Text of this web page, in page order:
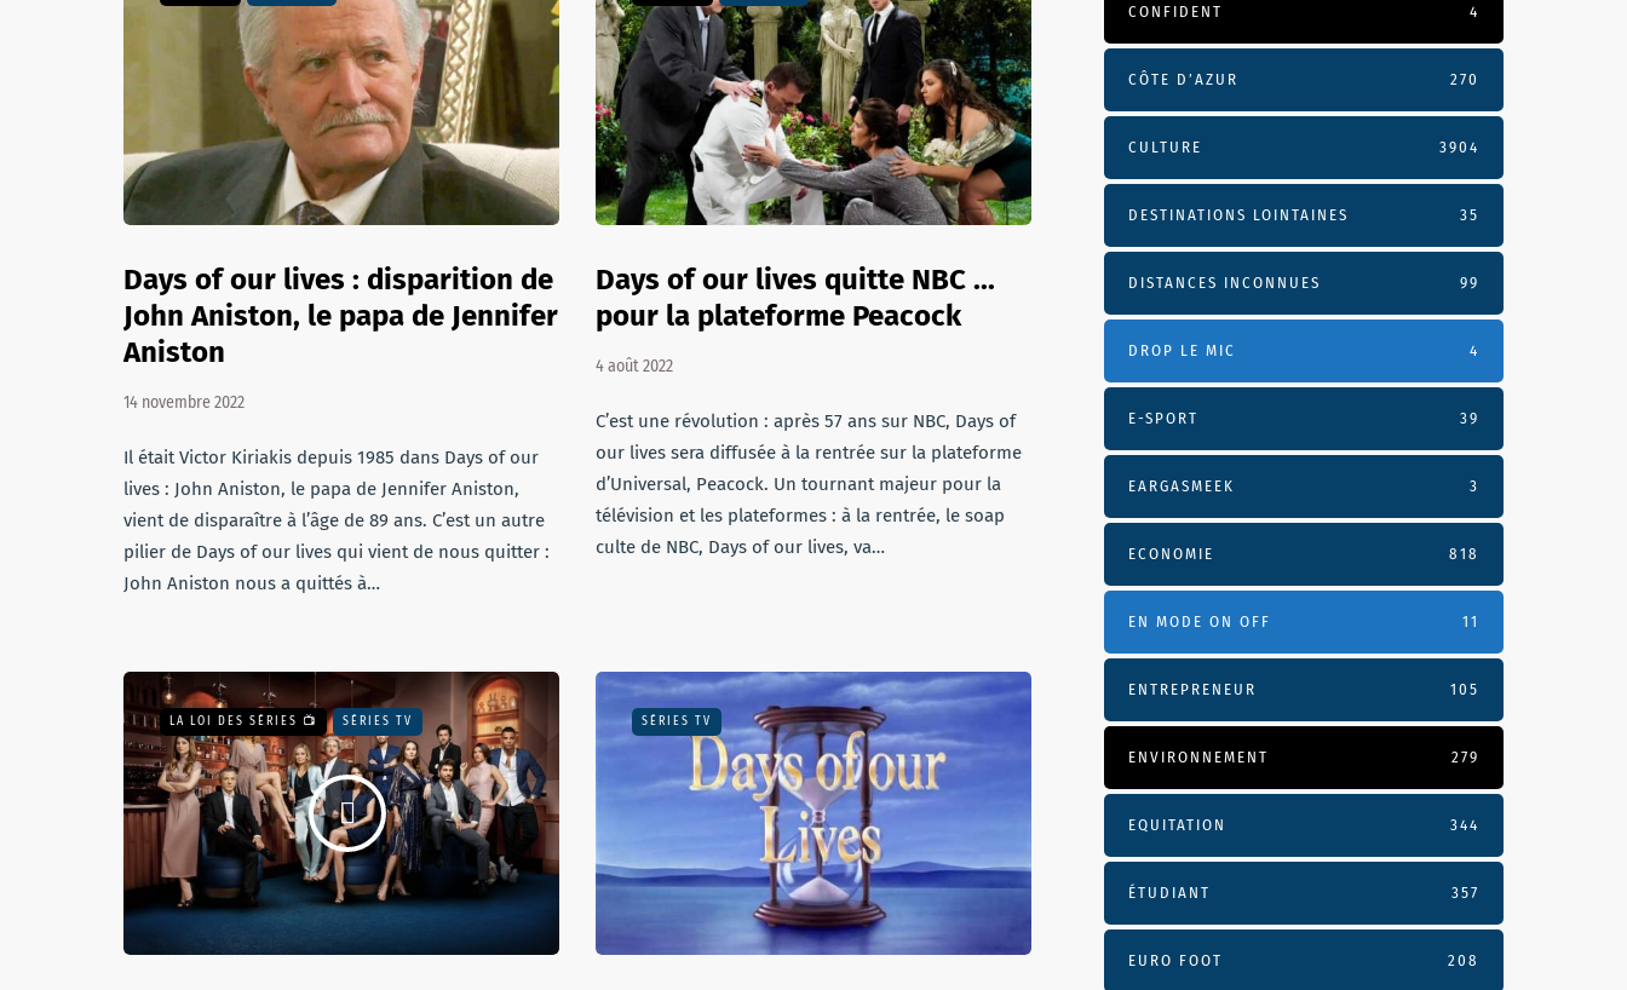
Days of our lives : disparition de
John Aniston, le papa de Jennifer
Aniston
14 novembre 2022
Il était Victor Kiriakis depuis 1985 dans Days of our
lives : John Aniston, le papa de Jennifer Aniston,
vient de disparaître à l’âge de 89 ans. C’est un autre
pilier de Days of our lives qui vient de nous quitter :
John Aniston nous a quittés à…
Days of our lives quitte NBC ...
pour la plateforme Peacock
4 août 2022
C’est une révolution : après 57 ans sur NBC, Days of
our lives sera diffusée à la rentrée sur la plateforme
d’Universal, Peacock. Un tournant majeur pour la
télévision et les plateformes : à la rentrée, le soap
culte de NBC, Days of our lives, va…
LA LOI DES SÉRIES 📺 SÉRIES TV SÉRIES TV
CONFIDENT 4
CÔTE D’AZUR 270
CULTURE 3904
DESTINATIONS LOINTAINES 35
DISTANCES INCONNUES 99
DROP LE MIC 4
E-SPORT 39
EARGASMEEK 3
ECONOMIE 818
EN MODE ON OFF 11
ENTREPRENEUR 105
ENVIRONNEMENT 279
EQUITATION 344
ÉTUDIANT 357
EURO FOOT 208